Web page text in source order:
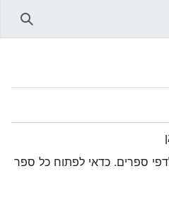
ספרים. כדאי לפתוח כל ספר